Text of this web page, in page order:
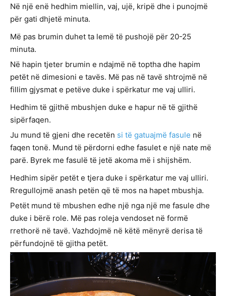
Në një enë hedhim miellin, vaj, ujë, kripë dhe i punojmë
për gati dhjetë minuta.
Më pas brumin duhet ta lemë të pushojë për 20-25
minuta.
Në hapin tjeter brumin e ndajmë në toptha dhe hapim
petët në dimesioni e tavës. Më pas në tavë shtrojmë në
fillim gjysmat e petëve duke i spërkatur me vaj ulliri.
Hedhim të gjithë mbushjen duke e hapur në të gjithë
sipërfaqen.
Ju mund të gjeni dhe recetën si të gatuajmë fasule në
faqen tonë. Mund të përdorni edhe fasulet e një nate më
parë. Byrek me fasulë të jetë akoma më i shijshëm.
Hedhim sipër petët e tjera duke i spërkatur me vaj ulliri.
Rregullojmë anash petën që të mos na hapet mbushja.
Petët mund të mbushen edhe një nga një me fasule dhe
duke i bërë role. Më pas roleja vendoset në formë
rrethorë në tavë. Vazhdojmë në këtë mënyrë derisa të
përfundojnë të gjitha petët.